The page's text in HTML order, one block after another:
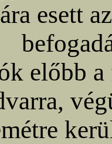
esett
előbb